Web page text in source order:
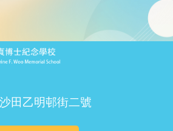
沙田乙明邨街二號